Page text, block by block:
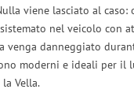
viene lasciato al caso:
nel veicolo con
venga danneggiato
moderni e ideali per il
Vella.